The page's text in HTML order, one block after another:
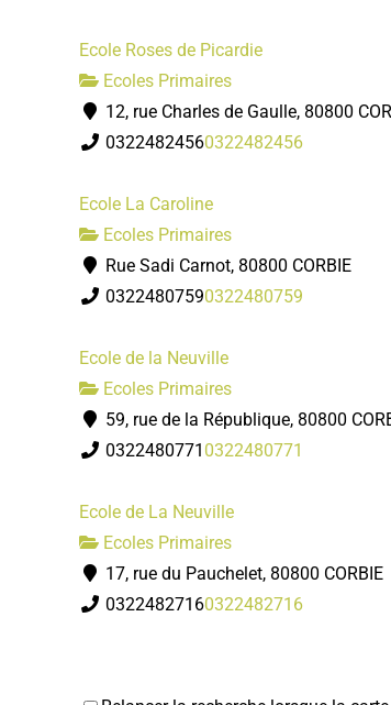
Ecole Roses de Picardie
Ecoles Primaires
12, rue Charles de Gaulle, 80800
03224824560322482456
Ecole La Caroline
Ecoles Primaires
Rue Sadi Carnot, 80800 CORBIE
03224807590322480759
Ecole de la Neuville
Ecoles Primaires
59, rue de la République, 80800
0322480771 0322480771
Ecole de La Neuville
Ecoles Primaires
17, rue du Pauchelet, 80800 CORBIE
03224827160322482716